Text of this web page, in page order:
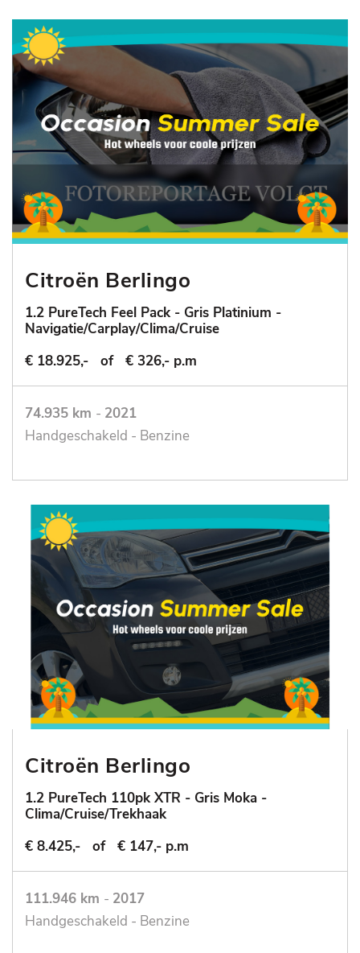
Citroën Berlingo
1.2 PureTech Feel Pack - Gris Platinium -
Navigatie/Carplay/Clima/Cruise
€ 18.925,-
of € 326,- p.m
74.935 km - 2021
Handgeschakeld - Benzine
Citroën Berlingo
1.2 PureTech 110pk XTR - Gris Moka -
Clima/Cruise/Trekhaak
€ 8.425,-
of € 147,- p.m
111.946 km - 2017
Handgeschakeld - Benzine